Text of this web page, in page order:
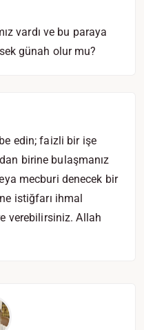
vardı ve bu paraya
günah olur mu?
edin; faizli bir işe
birine bulaşmanız
mecburi denecek bir
istiğfarı ihmal
verebilirsiniz. Allah